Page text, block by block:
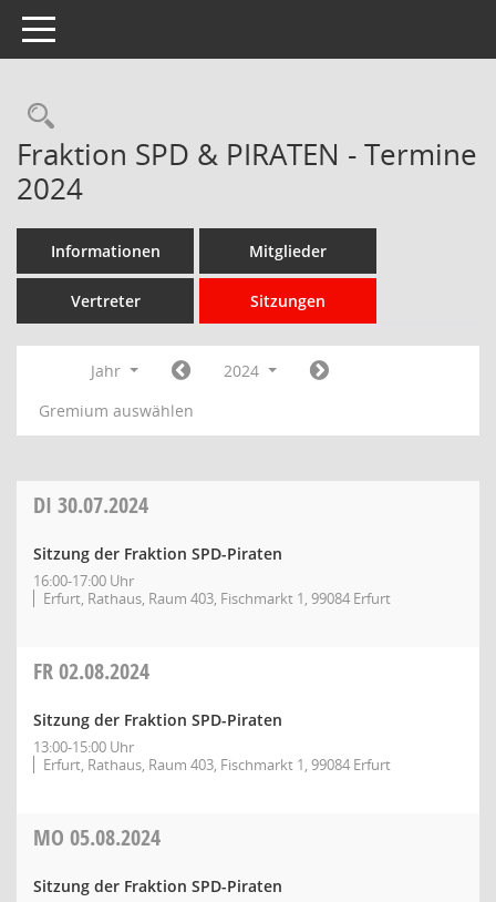
Toggle navigation
Rechercheauswahl
Fraktion SPD & PIRATEN - Termine
2024
Informationen Mitglieder
Vertreter Sitzungen
Jahr
2024
Gremium auswählen
DI 30.07.2024
Sitzung der Fraktion SPD-Piraten
16:00-17:00 Uhr
Erfurt, Rathaus, Raum 403, Fischmarkt 1, 99084 Erfurt
FR02.08.2024
Sitzung der Fraktion SPD-Piraten
13:00-15:00 Uhr
Erfurt, Rathaus, Raum 403, Fischmarkt 1, 99084 Erfurt
MO 05.08.2024
Sitzung der Fraktion SPD-Piraten